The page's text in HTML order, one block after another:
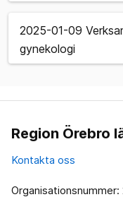
2025-01-09
gynekologi
Region Örebro
Kontakta oss
Organisationsnummer: